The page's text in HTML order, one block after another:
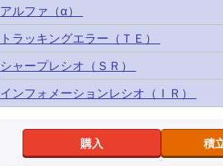
アルファ（α）
トラッキングエラー（ＴＥ）
シャープレシオ（ＳＲ）
インフォメーションレシオ（ＩＲ）
購入 積